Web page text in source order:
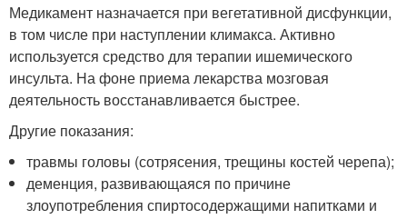
Медикамент назначается при вегетативной дисфункции,
в том числе при наступлении климакса. Активно
используется средство для терапии ишемического
инсульта. На фоне приема лекарства мозговая
деятельность восстанавливается быстрее.
Другие показания:
травмы головы (сотрясения, трещины костей черепа);
деменция, развивающаяся по причине
злоупотребления спиртосодержащими напитками и